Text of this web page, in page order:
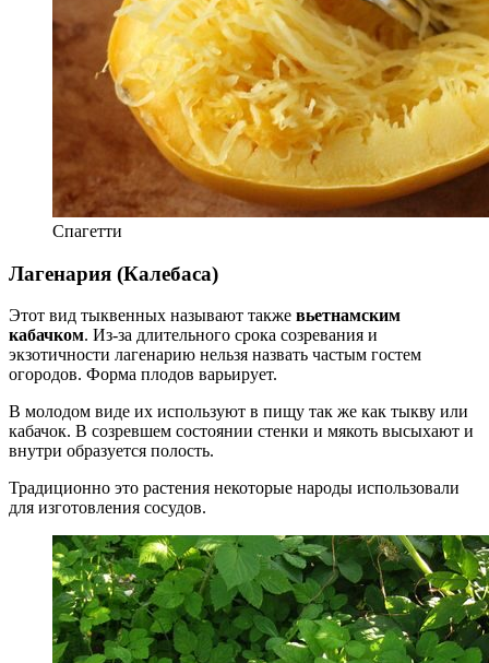
Спагетти
Лагенария (Калебаса)
Этот вид тыквенных называют также вьетнамским
кабачком. Из-за длительного срока созревания и
экзотичности лагенарию нельзя назвать частым гостем
огородов. Форма плодов варьирует.
В молодом виде их используют в пищу так же как тыкву или
кабачок. В созревшем состоянии стенки и мякоть высыхают и
внутри образуется полость.
Традиционно это растения некоторые народы использовали
для изготовления сосудов.